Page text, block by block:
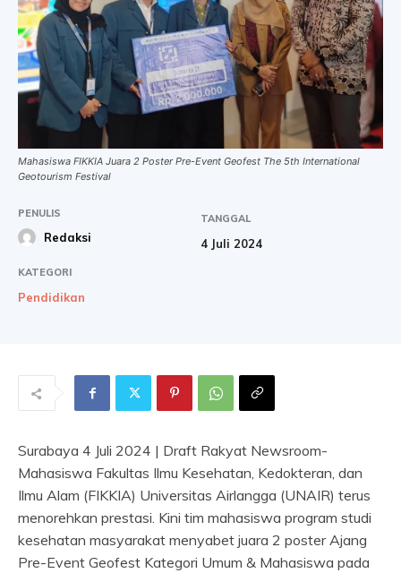
Mahasiswa FIKKIA Juara 2 Poster Pre-Event Geofest The 5th International
Geotourism Festival
PENULIS
Redaksi
TANGGAL
4 Juli 2024
KATEGORI
Pendidikan
Surabaya 4 Juli 2024 | Draft Rakyat Newsroom-
Mahasiswa Fakultas Ilmu Kesehatan, Kedokteran, dan
Ilmu Alam (FIKKIA) Universitas Airlangga (UNAIR) terus
menorehkan prestasi. Kini tim mahasiswa program studi
kesehatan masyarakat menyabet juara 2 poster Ajang
Pre-Event Geofest Kategori Umum & Mahasiswa pada